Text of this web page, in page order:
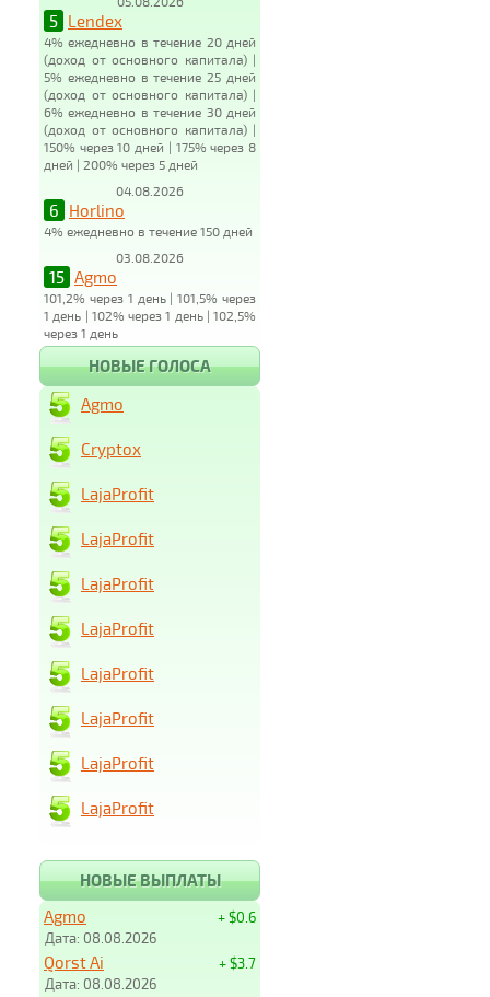
5 Lendex
4% ежедневно в течение 20 дней
(доход от основного капитала) |
5% ежедневно в течение 25 дней
(доход от основного капитала) |
6% ежедневно в течение 30 дней
(доход от основного капитала) |
150% через 10 дней | 175% через 8
дней | 200% через 5 дней
04.08.2026
6 Horlino
4% ежедневно в течение 150 дней
03.08.2026
15 Agmo
101,2% через 1 день | 101,5% через
1 день | 102% через 1 день | 102,5%
через 1 день
НОВЫЕ ГОЛОСА
Agmo
Cryptox
LajaProfit
LajaProfit
LajaProfit
LajaProfit
LajaProfit
LajaProfit
LajaProfit
LajaProfit
НОВЫЕ ВЫПЛАТЫ
+ $0.6
Agmo
Дата: 08.08.2026
+ $3.7
Qorst Ai
Дата: 08.08.2026